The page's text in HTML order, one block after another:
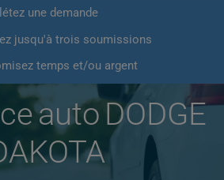
une demande
jusqu'à trois soumissions
temps et/ou argent
auto DODGE